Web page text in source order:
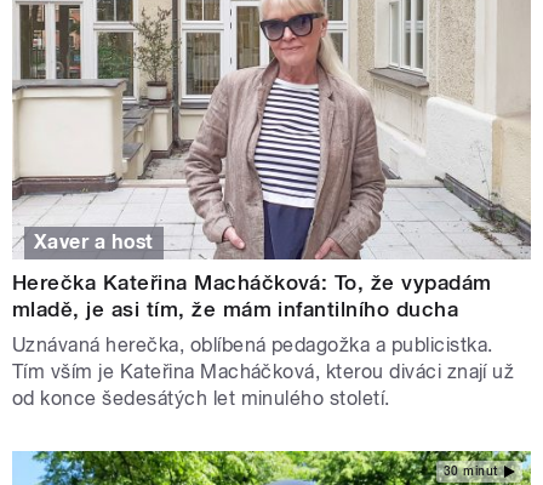
Xaver a host
Herečka Kateřina Macháčková: To, že vypadám
mladě, je asi tím, že mám infantilního ducha
Uznávaná herečka, oblíbená pedagožka a publicistka.
Tím vším je Kateřina Macháčková, kterou diváci znají už
od konce šedesátých let minulého století.
30 minut